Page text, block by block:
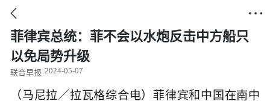
 
菲律宾总统：菲不会以水炮反击中方船只
以免局势升级
联合早报 2024-05-07
（马尼拉／拉瓦格综合电）菲律宾和中国在南中